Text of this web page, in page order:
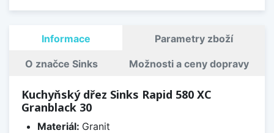
Informace Parametry zboží
O značce Sinks Možnosti a ceny dopravy
Kuchyňský dřez Sinks Rapid 580 XC
Granblack 30
Materiál: Granit